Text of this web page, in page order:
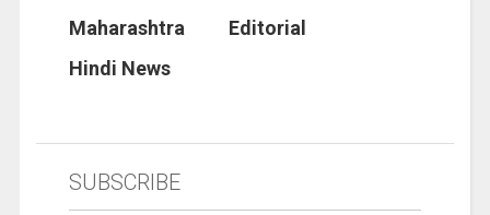
Maharashtra
Editorial
Hindi News
SUBSCRIBE